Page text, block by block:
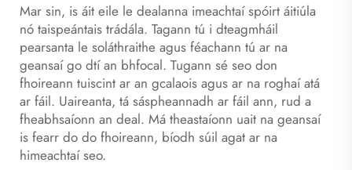
Mar sin, is áit eile le dealanna imeachtaí spóirt áitiúla
nó taispeántais trádála. Tagann tú i dteagmháil
pearsanta le soláthraithe agus féachann tú ar na
geansaí go dtí an bhfocal. Tugann sé seo don
fhoireann tuiscint ar an gcalaois agus ar na roghaí atá
ar fáil. Uaireanta, tá sáspheannadh ar fáil ann, rud a
fheabhsaíonn an deal. Má theastaíonn uait na geansaí
is fearr do do fhoireann, bíodh súil agat ar na
himeachtaí seo.